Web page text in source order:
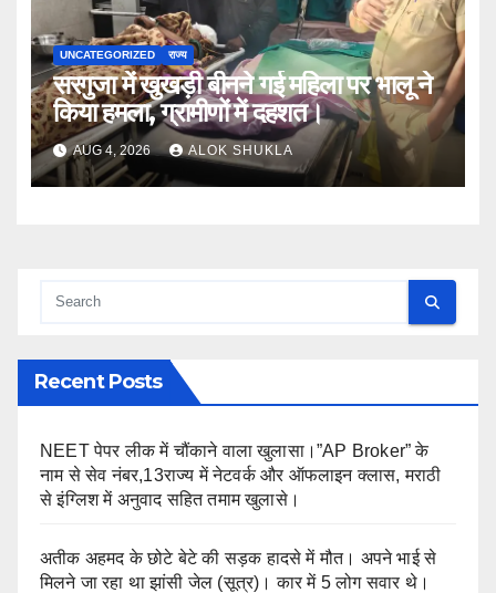
UNCATEGORIZED राज्य
सरगुजा में खुखड़ी बीनने गई महिला पर भालू ने
किया हमला, ग्रामीणों में दहशत।
AUG 4, 2026 ALOK SHUKLA
Recent Posts
NEET पेपर लीक में चौंकाने वाला खुलासा।”AP Broker” के
नाम से सेव नंबर,13राज्य में नेटवर्क और ऑफलाइन क्लास, मराठी
से इंग्लिश में अनुवाद सहित तमाम खुलासे।
अतीक अहमद के छोटे बेटे की सड़क हादसे में मौत। अपने भाई से
मिलने जा रहा था झांसी जेल (सूत्र)। कार में 5 लोग सवार थे।